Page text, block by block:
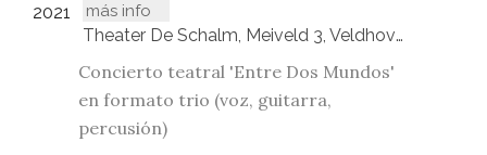
más info
2021
Theater De Schalm, Meiveld 3, Veldhoven
Concierto teatral 'Entre Dos Mundos'
en formato trio (voz, guitarra,
percusión)